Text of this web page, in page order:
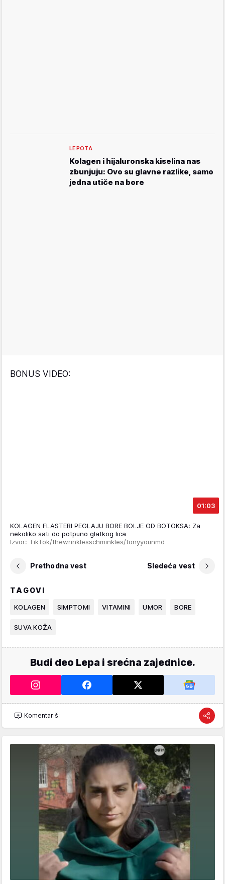
LEPOTA
Kolagen i hijaluronska kiselina nas
zbunjuju: Ovo su glavne razlike, samo
jedna utiče na bore
BONUS VIDEO:
01:03
KOLAGEN FLASTERI PEGLAJU BORE BOLJE OD BOTOKSA: Za
nekoliko sati do potpuno glatkog lica
Izvor: TikTok/thewrinklesschminkles/tonyyounmd
Prethodna vest Sledeća vest
TAGOVI
KOLAGEN SIMPTOMI VITAMINI UMOR BORE
SUVA KOŽA
Budi deo Lepa i srećna zajednice.
Komentariši